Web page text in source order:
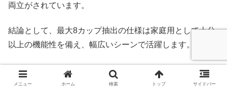
両立がされています。
結論として、最大8カップ抽出の仕様は家庭用として十分
以上の機能性を備え、幅広いシーンで活躍します。
（タッチパネル）（8カッ
メニュー ホーム 検索 トップ サイドバー